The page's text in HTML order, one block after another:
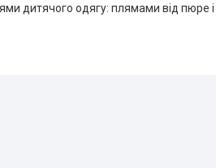
дитячого одягу: плямами від пюре і